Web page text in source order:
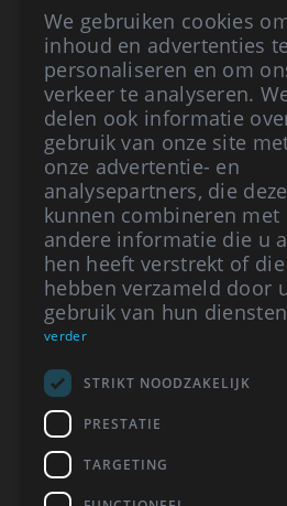
AANMELDEN
BUREAU VRIS
Respelhoek 3
7274 EL Geesteren (GLD)
06-12394064
We gebruiken cookies
inhoud en advertenties te
personaliseren en om
verkeer te analyseren.
delen ook informatie
gebruik van onze site
onze advertentie- en
analysepartners, die deze
kunnen combineren met
andere informatie die u
hen heeft verstrekt of
hebben verzameld door
gebruik van hun
verder
STRIKT NOODZAKELIJK
PRESTATIE
TARGETING